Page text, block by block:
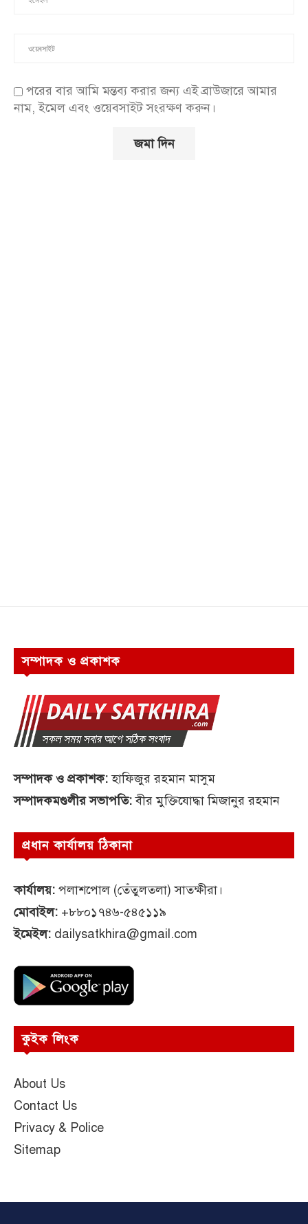
পরের বার আমি মন্তব্য করার জন্য এই ব্রাউজারে আমার
নাম, ইমেল এবং ওয়েবসাইট সংরক্ষণ করুন।
সম্পাদক ও প্রকাশক
সম্পাদক ও প্রকাশক:হাফিজুর রহমান মাসুম
সম্পাদকমণ্ডলীর সভাপতি:বীর মুক্তিযোদ্ধা মিজানুর রহমান
প্রধান কার্যালয় ঠিকানা
কার্যালয়: পলাশপোল (তেঁতুলতলা) সাতক্ষীরা।
মোবাইল: +৮৮০১৭৪৬-৫৪৫১১৯
ইমেইল: dailysatkhira@gmail.com
কুইক লিংক
About Us
Contact Us
Privacy & Police
Sitemap